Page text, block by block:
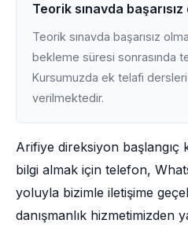
Teorik sınavda
Teorik sınavda başarısız
bekleme süresi sonrasında
Kursumuzda ek telafi
verilmektedir.
Arifiye direksiyon başlangıç
bilgi almak için telefon,
yoluyla bizimle iletişime
danışmanlık hizmetimizden